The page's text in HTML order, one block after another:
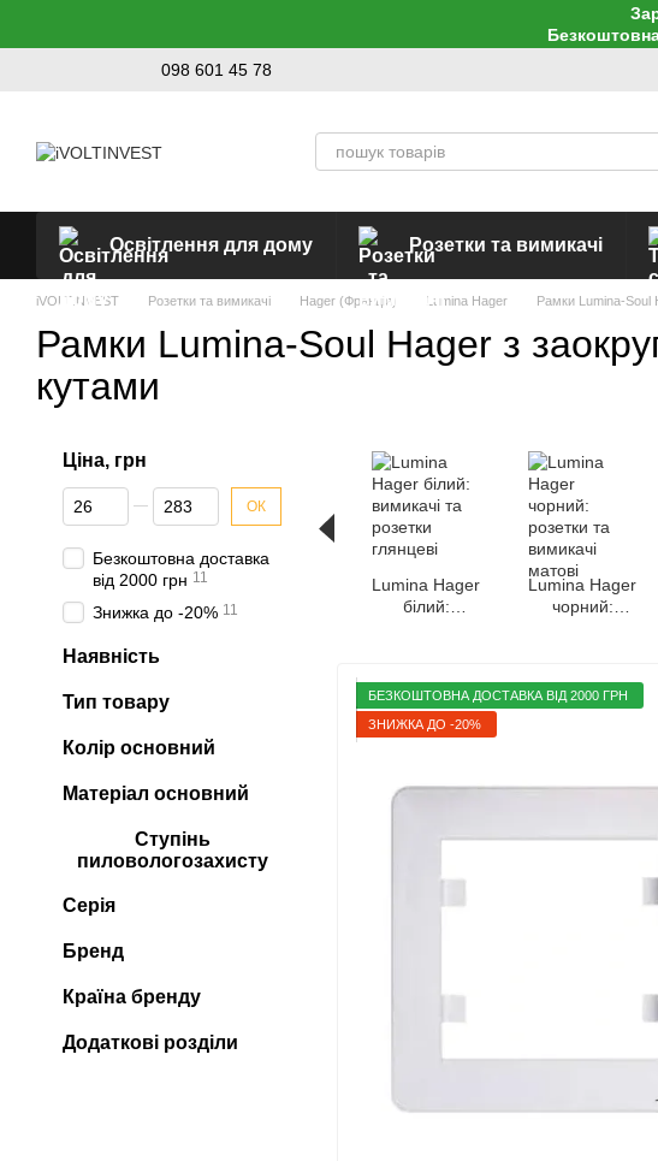
098 601 45 78
Освітлення для дому Розетки та вимикачі
iVOLTINVEST Розетки та вимикачі Hager (Франція) Lumina Hager Рамки Lumina-Soul
Рамки Lumina-Soul Hager з
кутами
Lumina Hager
білий:
Lumina Hager
чорний:
БЕЗКОШТОВНА ДОСТАВКА ВІД 2000 ГРН
ЗНИЖКА ДО -20%
Ціна, грн
Від Ціна, грн
До Ціна, грн ОК
Безкоштовна доставка
від 2000 грн 11
Знижка до -20% 11
Наявність
Тип товару
Колір основний
Матеріал основний
Ступінь
пиловологозахисту
Серія
Бренд
Країна бренду
Додаткові розділи